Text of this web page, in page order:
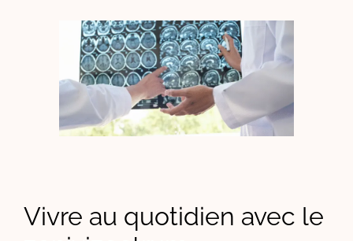
Vivre au quotidien avec le